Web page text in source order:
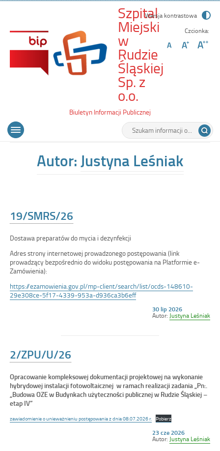
Szpital
Miejski
w
Rudzie
Śląskiej
Sp. z
o.o.
19/SMRS/26
Biuletyn Informacji Publicznej
Wersja kontrastowa
Czcionka:
Wyszukiwarka
Tutaj
wpisz
Menu
główne
Otwórz
Autor:Justyna Leśniak
19/SMRS/26
Dostawa preparatów do mycia i dezynfekcji
Adres strony internetowej prowadzonego postępowania (link
prowadzący bezpośrednio do widoku postępowania na Platformie e-
Zamówienia):
https://ezamowienia.gov.pl/mp-client/search/list/ocds-148610-
29e308ce-5f17-4339-953a-d936ca3b6eff
Opublikowano
w
30 lip 2026
Autor: Justyna Leśniak
2/ZPU/U/26
Opracowanie kompleksowej dokumentacji projektowej na wykonanie
hybrydowej instalacji fotowoltaicznej w ramach realizacji zadania „Pn:.
„Budowa OZE w Budynkach użyteczności publicznej w Rudzie Śląskiej –
etap IV”
zawiadomienie o unieważnieniu postępowania z dnia 08.07.2026 r. Pobierz
Opublikowano
w
23 cze 2026
Autor: Justyna Leśniak